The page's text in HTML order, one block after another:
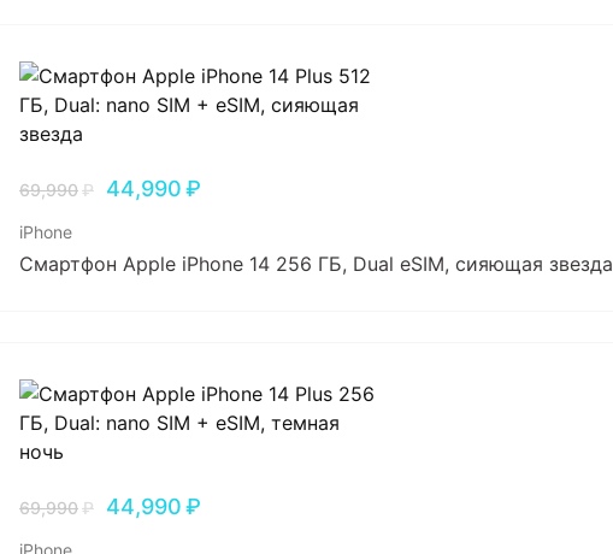
69,990₽ 44,990₽
iPhone
Смартфон Apple iPhone 14 256 ГБ, Dual еSIM, сияющая звезда
69,990₽ 44,990₽